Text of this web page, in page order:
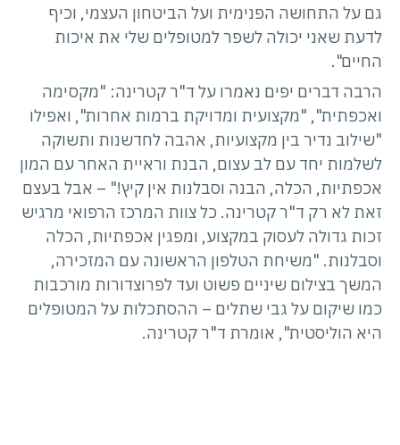
גם על התחושה הפנימית ועל הביטחון העצמי, וכיף
לדעת שאני יכולה לשפר למטופלים שלי את איכות
החיים".
הרבה דברים יפים נאמרו על ד"ר קטרינה: "מקסימה
ואכפתית", "מקצועית ומדויקת ברמות אחרות", ואפילו
"שילוב נדיר בין מקצועיות, אהבה לחדשנות ותשוקה
לשלמות יחד עם לב עצום, הבנת וראיית האחר עם המון
אכפתיות, הכלה, הבנה וסבלנות אין קיץ!" – אבל בעצם
זאת לא רק ד"ר קטרינה. כל צוות המרכז הרפואי מרגיש
זכות גדולה לעסוק במקצוע, ומפגין אכפתיות, הכלה
וסבלנות. "משיחת הטלפון הראשונה עם המזכירה,
המשך בצילום שיניים פשוט ועד לפרוצדורות מורכבות
כמו שיקום על גבי שתלים – ההסתכלות על המטופלים
היא הוליסטית", אומרת ד"ר קטרינה.